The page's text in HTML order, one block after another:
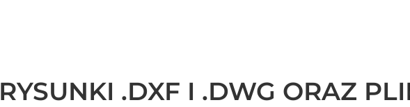
RYSUNKI .DXF I .DWG ORAZ